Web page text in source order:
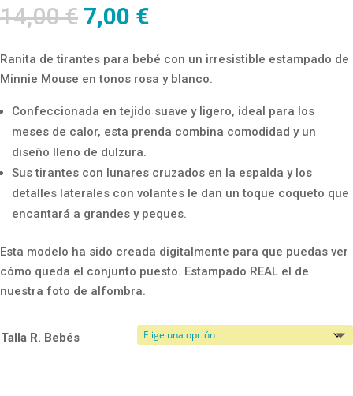
14,00€ El
precio
original
era:
14,00 €.
7,00 €
actual
es:
7,00 €.
Ranita de tirantes para bebé con un irresistible estampado de
Minnie Mouse en tonos rosa y blanco.
Confeccionada en tejido suave y ligero, ideal para los
meses de calor, esta prenda combina comodidad y un
diseño lleno de dulzura.
Sus tirantes con lunares cruzados en la espalda y los
detalles laterales con volantes le dan un toque coqueto que
encantará a grandes y peques.
Esta modelo ha sido creada digitalmente para que puedas ver
cómo queda el conjunto puesto. Estampado REAL el de
nuestra foto de alfombra.
Talla R. Bebés